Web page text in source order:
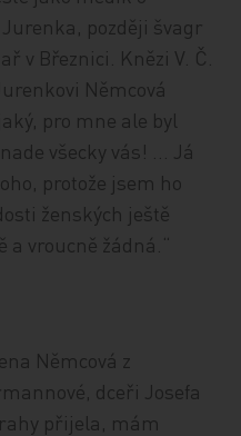
později švagr
v Březnici. Knězi V. Č.
Němcová
pro mne ale byl
všecky vás! … Já
protože jsem ho
ženských ještě
a vroucně žádná.“
Němcová z
dceři Josefa
přijela, mám